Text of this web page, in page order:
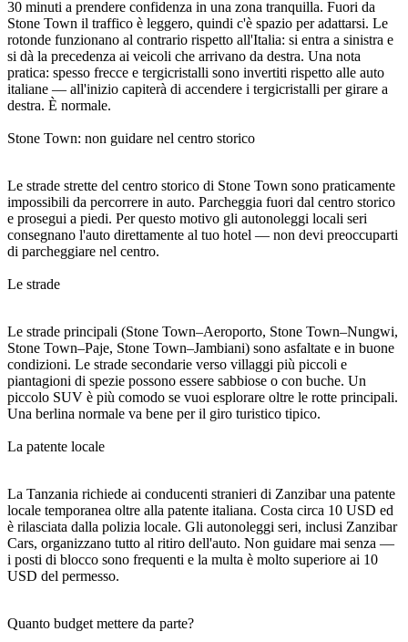
30 minuti a prendere confidenza in una zona tranquilla. Fuori da
Stone Town il traffico è leggero, quindi c'è spazio per adattarsi. Le
rotonde funzionano al contrario rispetto all'Italia: si entra a sinistra e
si dà la precedenza ai veicoli che arrivano da destra. Una nota
pratica: spesso frecce e tergicristalli sono invertiti rispetto alle auto
italiane — all'inizio capiterà di accendere i tergicristalli per girare a
destra. È normale.
Stone Town: non guidare nel centro storico
Le strade strette del centro storico di Stone Town sono praticamente
impossibili da percorrere in auto. Parcheggia fuori dal centro storico
e prosegui a piedi. Per questo motivo gli autonoleggi locali seri
consegnano l'auto direttamente al tuo hotel — non devi preoccuparti
di parcheggiare nel centro.
Le strade
Le strade principali (Stone Town–Aeroporto, Stone Town–Nungwi,
Stone Town–Paje, Stone Town–Jambiani) sono asfaltate e in buone
condizioni. Le strade secondarie verso villaggi più piccoli e
piantagioni di spezie possono essere sabbiose o con buche. Un
piccolo SUV è più comodo se vuoi esplorare oltre le rotte principali.
Una berlina normale va bene per il giro turistico tipico.
La patente locale
La Tanzania richiede ai conducenti stranieri di Zanzibar una patente
locale temporanea oltre alla patente italiana. Costa circa 10 USD ed
è rilasciata dalla polizia locale. Gli autonoleggi seri, inclusi Zanzibar
Cars, organizzano tutto al ritiro dell'auto. Non guidare mai senza —
i posti di blocco sono frequenti e la multa è molto superiore ai 10
USD del permesso.
Quanto budget mettere da parte?